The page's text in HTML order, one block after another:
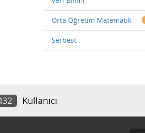
Orta Öğretim Matematik
Serbest
Kullanıcı